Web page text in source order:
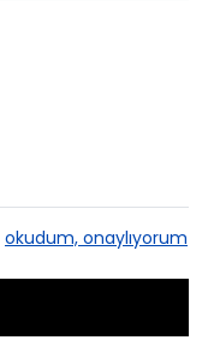
okudum, onaylıyorum